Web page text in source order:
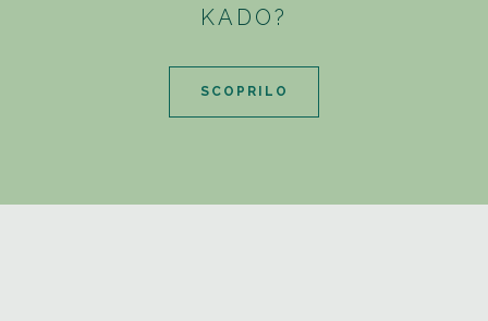
KADO?
SCOPRILO